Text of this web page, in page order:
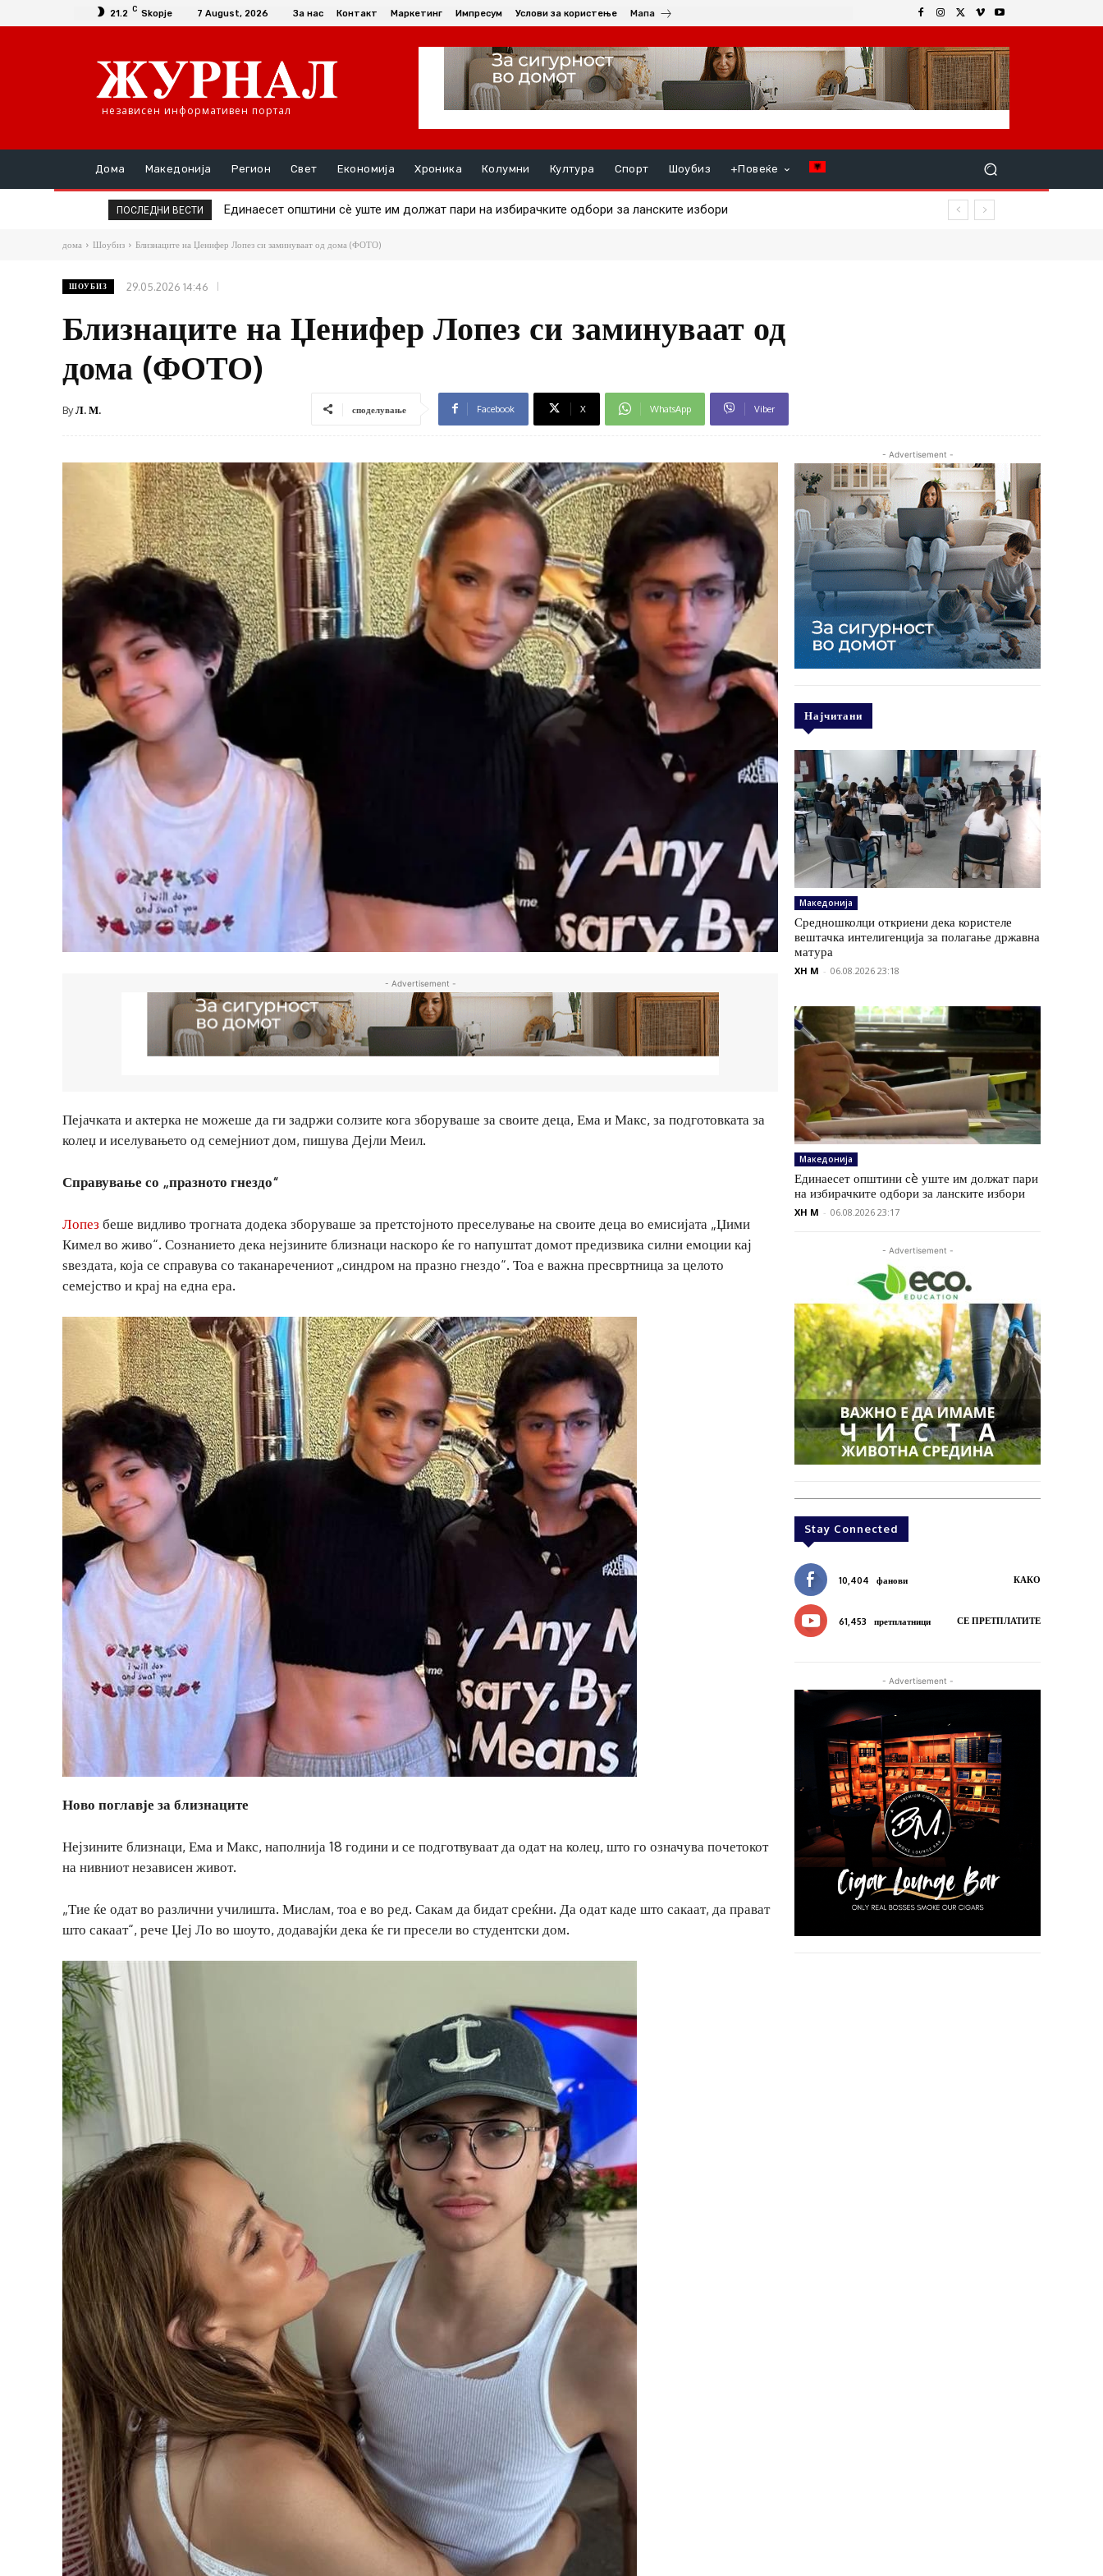
21.2 C Skopje 7 August, 2026 За нас Контакт Маркетинг Импресум Услови за користење Мапа
независен информативен портал
Дома Македонија Регион Свет Економија Хроника Колумни Култура Спорт Шоубиз +Повеќе
ПОСЛЕДНИ ВЕСТИ Повторно скок на цената на златото
дома Шоубиз Близнаците на Џенифер Лопез си заминуваат од дома (ФОТО)
ШОУБИЗ 29.05.2026 14:46
Близнаците на Џенифер Лопез си заминуваат од
дома (ФОТО)
ByЛ. М. споделување Facebook X WhatsApp Viber
- Advertisement -
Пејачката и актерка не можеше да ги задржи солзите кога зборуваше за своите деца, Ема и Макс, за подготовката за
колеџ и иселувањето од семејниот дом, пишува Дејли Меил.
Справување со „празното гнездо“
Лопез беше видливо трогната додека зборуваше за претстојното преселување на своите деца во емисијата „Џими
Кимел во живо“. Сознанието дека нејзините близнаци наскоро ќе го напуштат домот предизвика силни емоции кај
ѕвездата, која се справува со таканаречениот „синдром на празно гнездо“. Тоа е важна пресвртница за целото
семејство и крај на една ера.
Ново поглавје за близнаците
Нејзините близнаци, Ема и Макс, наполнија 18 години и се подготвуваат да одат на колеџ, што го означува почетокот
на нивниот независен живот.
„Тие ќе одат во различни училишта. Мислам, тоа е во ред. Сакам да бидат среќни. Да одат каде што сакаат, да прават
што сакаат“, рече Џеј Ло во шоуто, додавајќи дека ќе ги пресели во студентски дом.
- Advertisement -
Најчитани
Македонија
Средношколци откриени дека користеле
вештачка интелигенција за полагање државна
матура
XH M - 06.08.2026 23:18
Македонија
Единаесет општини сè уште им должат пари
на избирачките одбори за ланските избори
XH M - 06.08.2026 23:17
- Advertisement -
Stay Connected
10,404 фанови КАКО
61,453 претплатници СЕ ПРЕТПЛАТИТЕ
- Advertisement -